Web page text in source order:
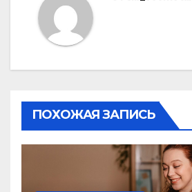
ПОХОЖАЯ ЗАПИСЬ